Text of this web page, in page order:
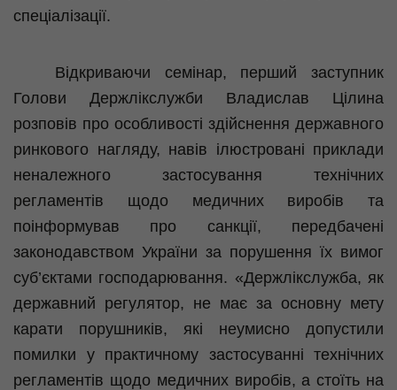
спеціалізації.
Відкриваючи семінар, перший заступник
Голови Держлікслужби Владислав Цілина
розповів про особливості здійснення державного
ринкового нагляду, навів ілюстровані приклади
неналежного застосування технічних
регламентів щодо медичних виробів та
поінформував про санкції, передбачені
законодавством України за порушення їх вимог
суб’єктами господарювання. «Держлікслужба, як
державний регулятор, не має за основну мету
карати порушників, які неумисно допустили
помилки у практичному застосуванні технічних
регламентів щодо медичних виробів, а стоїть на